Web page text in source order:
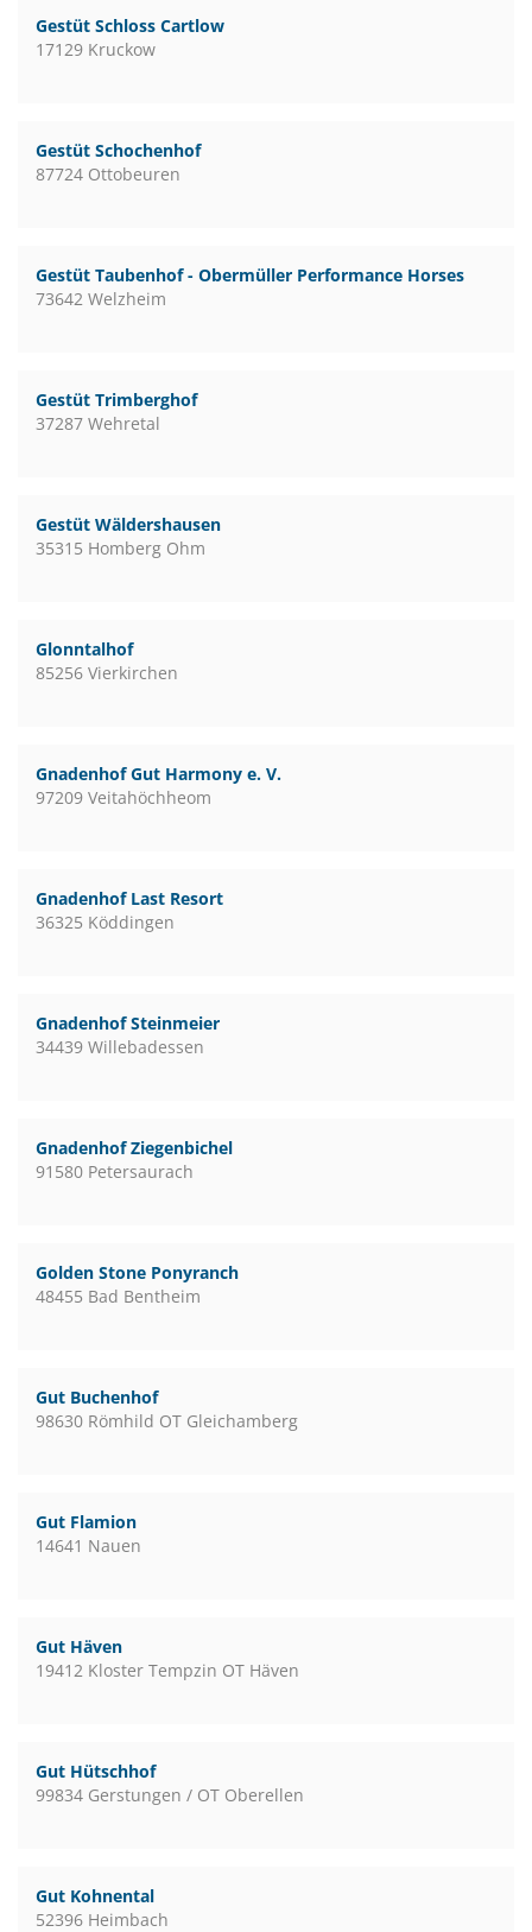
Gestüt Schloss Cartlow
17129 Kruckow
Gestüt Schochenhof
87724 Ottobeuren
Gestüt Taubenhof - Obermüller Performance Horses
73642 Welzheim
Gestüt Trimberghof
37287 Wehretal
Gestüt Wäldershausen
35315 Homberg Ohm
Glonntalhof
85256 Vierkirchen
Gnadenhof Gut Harmony e. V.
97209 Veitahöchheom
Gnadenhof Last Resort
36325 Köddingen
Gnadenhof Steinmeier
34439 Willebadessen
Gnadenhof Ziegenbichel
91580 Petersaurach
Golden Stone Ponyranch
48455 Bad Bentheim
Gut Buchenhof
98630 Römhild OT Gleichamberg
Gut Flamion
14641 Nauen
Gut Häven
19412 Kloster Tempzin OT Häven
Gut Hütschhof
99834 Gerstungen / OT Oberellen
Gut Kohnental
52396 Heimbach